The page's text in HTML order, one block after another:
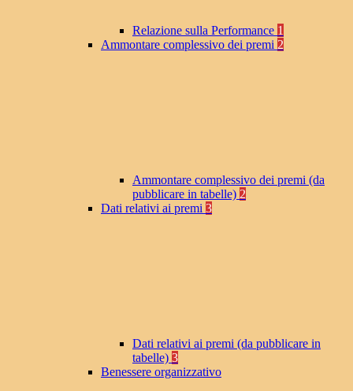
Relazione sulla Performance 1
Ammontare complessivo dei premi 2
Ammontare complessivo dei premi (da
pubblicare in tabelle) 2
Dati relativi ai premi 3
Dati relativi ai premi (da pubblicare in
tabelle) 3
Benessere organizzativo